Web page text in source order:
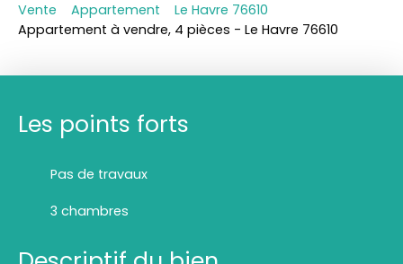
Vente Appartement
Le Havre 76610
Appartement à vendre, 4 pièces - Le Havre 76610
Les points forts
Pas de travaux
3 chambres